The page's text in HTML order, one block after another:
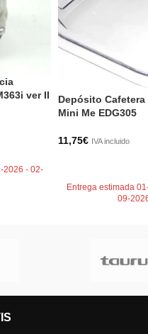
ver II
2026 - 02-
Depósito
Mini Me EDG305
11,75€ IVA incluido
Entrega estimada
09-